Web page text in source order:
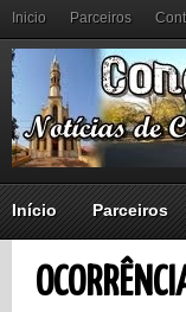
Inicio Parceiros
Início Parceiros